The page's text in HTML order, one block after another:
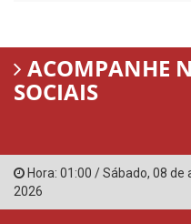
ACOMPANHE
SOCIAIS
Hora: 01:00 /Sábado, 08 de
2026